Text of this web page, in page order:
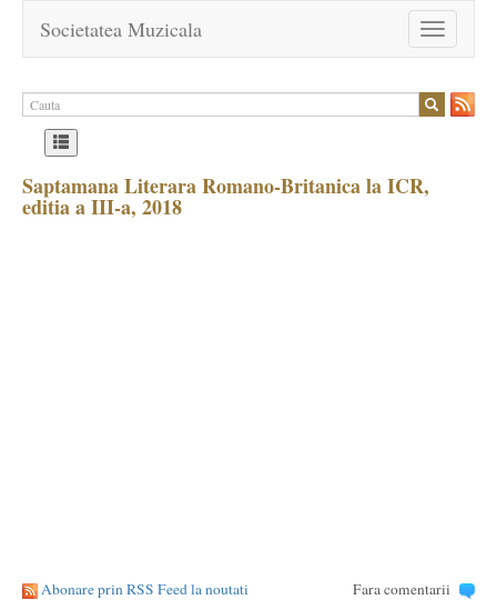
Toggle
navigation
Societatea Muzicala
Saptamana Literara Romano-Britanica la ICR,
editia a III-a, 2018
Abonare prin RSS Feed la noutati Fara comentarii